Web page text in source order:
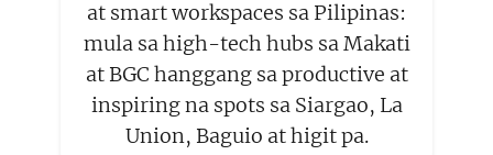
at smart workspaces sa Pilipinas:
mula sa high-tech hubs sa Makati
at BGC hanggang sa productive at
inspiring na spots sa Siargao, La
Union, Baguio at higit pa.